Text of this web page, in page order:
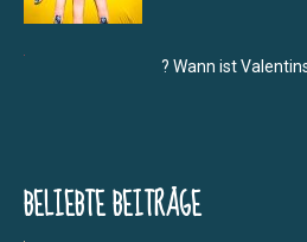
? Wann ist
BELIEBTE BEITRÄGE